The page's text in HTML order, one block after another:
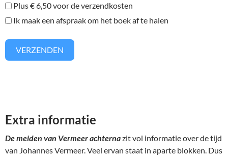
Plus € 6,50 voor de verzendkosten
Ik maak een afspraak om het boek af te halen
VERZENDEN
Extra informatie
De meiden van Vermeer achternazit vol informatie over de tijd
van Johannes Vermeer. Veel ervan staat in aparte blokken. Dus